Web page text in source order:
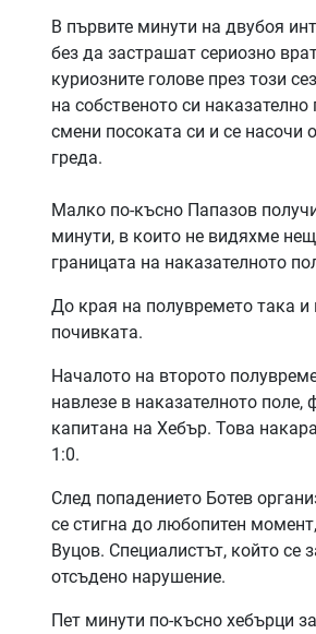
В първите минути на двубоя
без да застрашат сериозно
куриозните голове през този
на собственото си
смени посоката си и се насочи
греда.
Малко по-късно Папазов
минути, в които не видяхме
границата на наказателното
До края на полувремето така и
почивката.
Началото на второто
навлезе в наказателното
капитана на Хебър. Това
1:0.
След попадението Ботев
се стигна до любопитен
Вуцов. Специалистът, който се
отсъдено нарушение.
Пет минути по-късно хебърци